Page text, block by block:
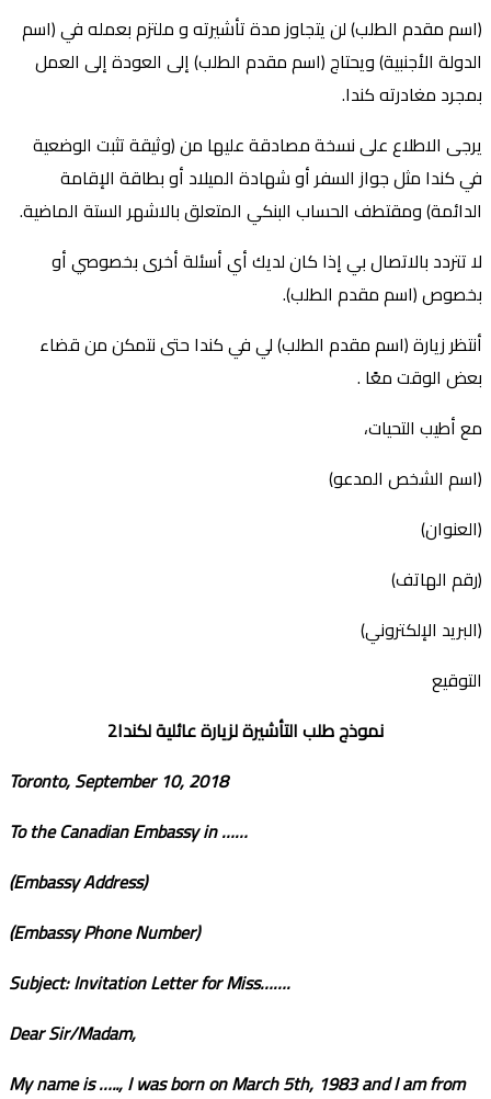
(اسم مقدم الطلب) لن يتجاوز مدة تأشيرته و ملتزم بعمله في (اسم
الدولة الأجنبية) ويحتاج (اسم مقدم الطلب) إلى العودة إلى العمل
بمجرد مغادرته كندا.
يرجى الاطلاع على نسخة مصادقة عليها من (وثيقة تثبت الوضعية
في كندا مثل جواز السفر أو شهادة الميلاد أو بطاقة الإقامة
الدائمة) ومقتطف الحساب البنكي المتعلق بالاشهر الستة الماضية.
لا تتردد بالاتصال بي إذا كان لديك أي أسئلة أخرى بخصوصي أو
بخصوص (اسم مقدم الطلب).
أنتظر زيارة (اسم مقدم الطلب) لي في كندا حتى نتمكن من قضاء
بعض الوقت معًا .
مع أطيب التحيات،
(اسم الشخص المدعو)
(العنوان)
(رقم الهاتف)
(البريد الإلكتروني)
التوقيع
نموذج طلب التأشيرة لزيارة عائلية لكندا2
Toronto, September 10, 2018
To the Canadian Embassy in ……
(Embassy Address)
(Embassy Phone Number)
Subject: Invitation Letter for Miss…….
Dear Sir/Madam,
My name is ….., I was born on March 5th, 1983 and I am from